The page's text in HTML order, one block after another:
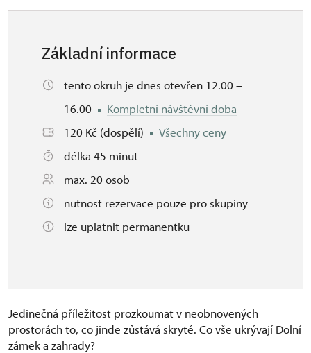
Základní informace
tento okruh je dnes otevřen 12.00 –
16.00
Kompletní návštěvní doba
120 Kč (dospělí)
Všechny ceny
délka 45 minut
max. 20 osob
nutnost rezervace pouze pro skupiny
lze uplatnit permanentku
Jedinečná příležitost prozkoumat v neobnovených
prostorách to, co jinde zůstává skryté. Co vše ukrývají Dolní
zámek a zahrady?